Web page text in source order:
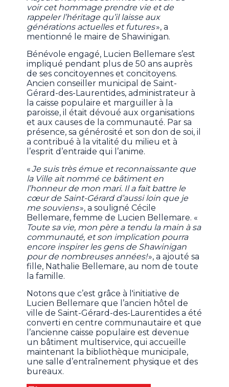
voir cet hommage prendre vie et de
rappeler l’héritage qu’il laisse aux
générations actuelles et futures», a
mentionné le maire de Shawinigan.
Bénévole engagé, Lucien Bellemare s’est
impliqué pendant plus de 50 ans auprès
de ses concitoyennes et concitoyens.
Ancien conseiller municipal de Saint-
Gérard-des-Laurentides, administrateur à
la caisse populaire et marguiller à la
paroisse, il était dévoué aux organisations
et aux causes de la communauté. Par sa
présence, sa générosité et son don de soi, il
a contribué à la vitalité du milieu et à
l’esprit d’entraide qui l’anime.
«Je suis très émue et reconnaissante que
la Ville ait nommé ce bâtiment en
l’honneur de mon mari. Il a fait battre le
cœur de Saint-Gérard d’aussi loin que je
me souviens», a souligné Cécile
Bellemare, femme de Lucien Bellemare. «
Toute sa vie, mon père a tendu la main à sa
communauté, et son implication pourra
encore inspirer les gens de Shawinigan
pour de nombreuses années!», a ajouté sa
fille, Nathalie Bellemare, au nom de toute
la famille.
Notons que c’est grâce à l'initiative de
Lucien Bellemare que l’ancien hôtel de
ville de Saint-Gérard-des-Laurentides a été
converti en centre communautaire et que
l’ancienne caisse populaire est devenue
un bâtiment multiservice, qui accueille
maintenant la bibliothèque municipale,
une salle d’entraînement physique et des
bureaux.